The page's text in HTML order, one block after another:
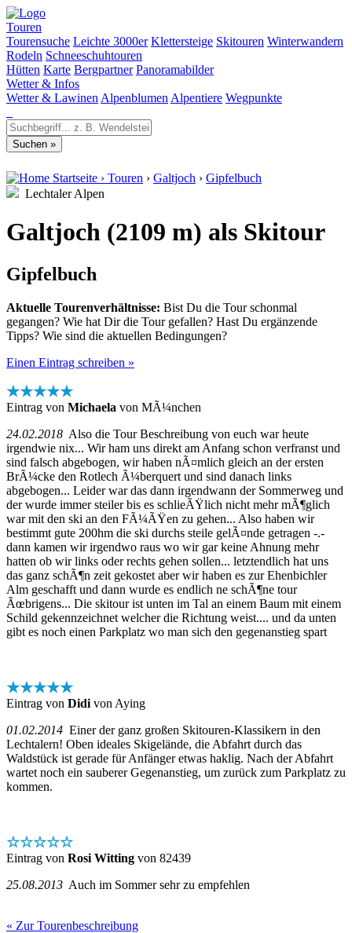
Touren
Tourensuche Leichte 3000er Klettersteige Skitouren Winterwandern
Rodeln Schneeschuhtouren
Hütten Karte Bergpartner Panoramabilder
Wetter & Infos
Wetter & Lawinen Alpenblumen Alpentiere Wegpunkte
Startseite › Touren › Galtjoch › Gipfelbuch
Lechtaler Alpen
Galtjoch (2109 m) als Skitour
Gipfelbuch
Aktuelle Tourenverhältnisse: Bist Du die Tour schonmal
gegangen? Wie hat Dir die Tour gefallen? Hast Du ergänzende
Tipps? Wie sind die aktuellen Bedingungen?
Einen Eintrag schreiben »
★★★★★
Eintrag von Michaela von MÃ¼nchen
24.02.2018 Also die Tour Beschreibung von euch war heute
irgendwie nix... Wir ham uns direkt am Anfang schon verfranst und
sind falsch abgebogen, wir haben nÃ¤mlich gleich an der ersten
BrÃ¼cke den Rotlech Ã¼berquert und sind danach links
abgebogen... Leider war das dann irgendwann der Sommerweg und
der wurde immer steiler bis es schlieÃŸlich nicht mehr mÃ¶glich
war mit den ski an den FÃ¼ÃŸen zu gehen... Also haben wir
bestimmt gute 200hm die ski durchs steile gelÃ¤nde getragen -.-
dann kamen wir irgendwo raus wo wir gar keine Ahnung mehr
hatten ob wir links oder rechts gehen sollen... letztendlich hat uns
das ganz schÃ¶n zeit gekostet aber wir haben es zur Ehenbichler
Alm geschafft und dann wurde es endlich ne schÃ¶ne tour
Ãœbrigens... Die skitour ist unten im Tal an einem Baum mit einem
Schild gekennzeichnet welcher die Richtung weist.... und da unten
gibt es noch einen Parkplatz wo man sich den gegenanstieg spart
★★★★★
Eintrag von Didi von Aying
01.02.2014 Einer der ganz großen Skitouren-Klassikern in den
Lechtalern! Oben ideales Skigelände, die Abfahrt durch das
Waldstück ist gerade für Anfänger etwas haklig. Nach der Abfahrt
wartet noch ein sauberer Gegenanstieg, um zurück zum Parkplatz zu
kommen.
☆☆☆☆☆
Eintrag von Rosi Witting von 82439
25.08.2013 Auch im Sommer sehr zu empfehlen
« Zur Tourenbeschreibung